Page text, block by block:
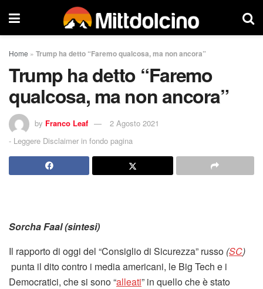
Home » Trump ha detto “Faremo qualcosa, ma non ancora”
Trump ha detto “Faremo
qualcosa, ma non ancora”
by Franco Leaf
2 Agosto 2021
- Leggere Disclaimer in fondo pagina
Sorcha Faal(sintesi)
Il rapporto di oggi del “Consiglio di Sicurezza” russo (SC)
punta il dito contro i media americani, le Big Tech e i
Democratici, che si sono “alleati” in quello che è stato